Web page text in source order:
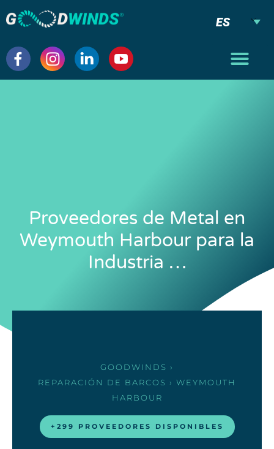
ES
Proveedores de Metal en
Weymouth Harbour para la
Industria …
GOODWINDS ›
REPARACIÓN DE BARCOS › WEYMOUTH
HARBOUR
+299 PROVEEDORES DISPONIBLES